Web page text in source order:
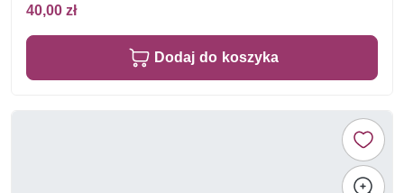
40,00 zł
Dodaj do koszyka